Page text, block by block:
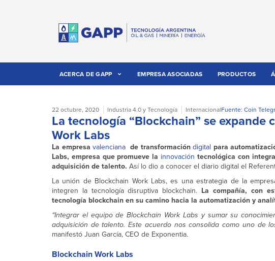
ACERCA DE GAPP EMPRESA ASOCIADAS PRODUCTOS
22 octubre, 2020 Industria 4.0 y Tecnología InternacionalFuente: Coin
La tecnología “Blockchain” se
Work Labs
La empresavalenciana de transformacióndigital para
Labs, empresa que promueve la innovación tecnológica con
adquisición de talento. Así lo dio a conocer el diario digital el
La unión de Blockchain Work Labs, es una estrategia de la
integren la tecnología disruptiva blockchain. La compañía, con
tecnología blockchain en su camino hacia la automatización y
“Integrar el equipo de Blockchain Work Labs y sumar su
adquisición de talento. Este acuerdo nos consolida como uno de
manifestó Juan García, CEO de Exponentia.
Blockchain Work Labs